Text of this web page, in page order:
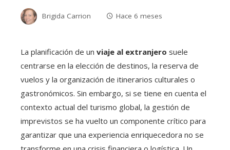
Brigida Carrion Hace 6 meses
La planificación de un viaje al extranjero suele
centrarse en la elección de destinos, la reserva de
vuelos y la organización de itinerarios culturales o
gastronómicos. Sin embargo, si se tiene en cuenta el
contexto actual del turismo global, la gestión de
imprevistos se ha vuelto un componente crítico para
garantizar que una experiencia enriquecedora no se